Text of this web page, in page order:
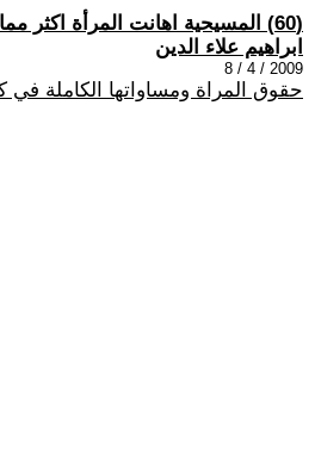
(60) المسيحية اهانت المرأة اكثر مما اهانها الاسلام
ابراهيم علاء الدين
2009 / 4 / 8
حقوق المراة ومساواتها الكاملة في